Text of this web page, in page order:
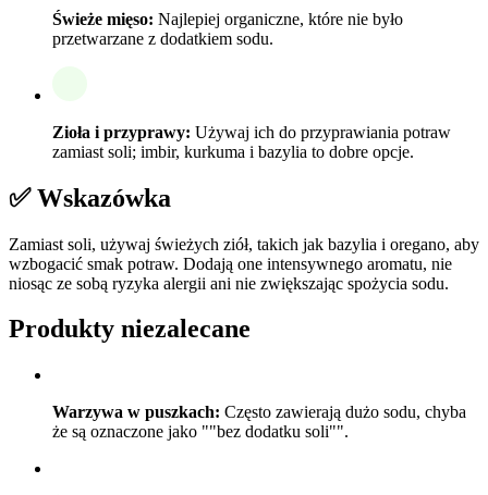
Świeże mięso: Najlepiej organiczne, które nie było
przetwarzane z dodatkiem sodu.
Zioła i przyprawy: Używaj ich do przyprawiania potraw
zamiast soli; imbir, kurkuma i bazylia to dobre opcje.
✅ Wskazówka
Zamiast soli, używaj świeżych ziół, takich jak bazylia i oregano, aby
wzbogacić smak potraw. Dodają one intensywnego aromatu, nie
niosąc ze sobą ryzyka alergii ani nie zwiększając spożycia sodu.
Produkty niezalecane
Warzywa w puszkach: Często zawierają dużo sodu, chyba
że są oznaczone jako ""bez dodatku soli"".